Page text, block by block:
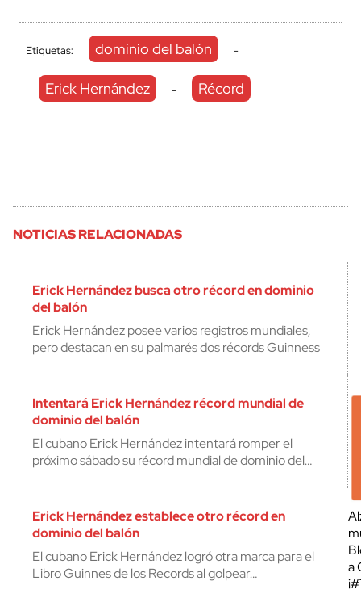
Etiquetas: dominio del balón -
Erick Hernández - Récord
NOTICIAS RELACIONADAS
Erick Hernández busca otro récord en dominio
del balón
Erick Hernández posee varios registros mundiales,
pero destacan en su palmarés dos récords Guinness
Intentará Erick Hernández récord mundial de
dominio del balón
El cubano Erick Hernández intentará romper el
próximo sábado su récord mundial de dominio del…
Erick Hernández establece otro récord en
dominio del balón
El cubano Erick Hernández logró otra marca para el
Libro Guinnes de los Records al golpear…
a